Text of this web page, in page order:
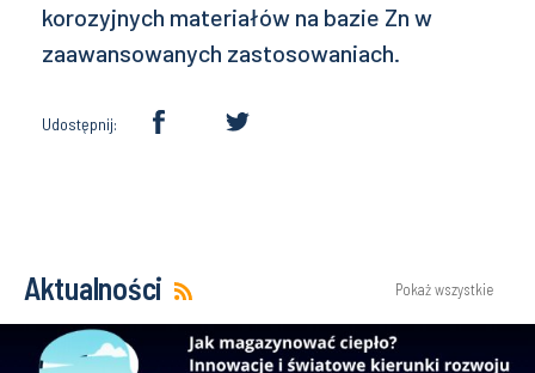
korozyjnych materiałów na bazie Zn w
zaawansowanych zastosowaniach.
Udostępnij:
Aktualności Pokaż wszystkie